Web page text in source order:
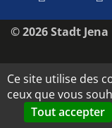
© 2026 Stadt Jena
Ce site utilise des
ceux que vous
Tout accepter